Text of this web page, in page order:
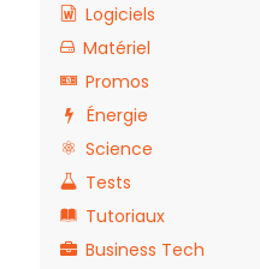
Logiciels
Matériel
Promos
Énergie
Science
Tests
Tutoriaux
Business Tech